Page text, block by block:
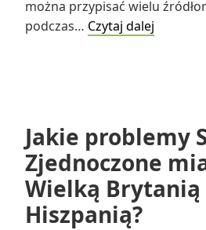
można przypisać wielu
podczas… Czytaj dalej
Jakie problemy
Zjednoczone
Wielką Brytanią
Hiszpanią?